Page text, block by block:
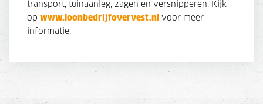
transport, tuinaanleg, zagen en versnipperen. Kijk
op www.loonbedrijfovervest.nl voor meer
informatie.